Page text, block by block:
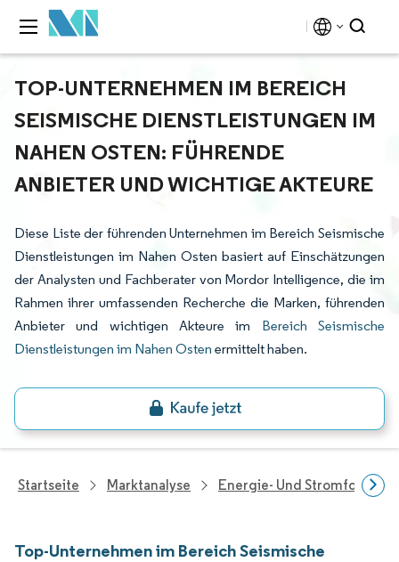
TOP-UNTERNEHMEN IM BEREICH
SEISMISCHE DIENSTLEISTUNGEN IM
NAHEN OSTEN: FÜHRENDE
ANBIETER UND WICHTIGE AKTEURE
Diese Liste der führenden Unternehmen im Bereich Seismische
Dienstleistungen im Nahen Osten basiert auf Einschätzungen
der Analysten und Fachberater von Mordor Intelligence, die im
Rahmen ihrer umfassenden Recherche die Marken, führenden
Anbieter und wichtigen Akteure im Bereich Seismische
Dienstleistungen im Nahen Osten ermittelt haben.
Startseite Marktanalyse Energie- Und
Top-Unternehmen im Bereich Seismische